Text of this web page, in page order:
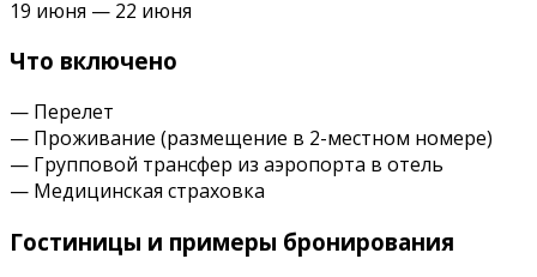
19 июня — 22 июня
Что включено
— Перелет
— Проживание (размещение в 2-местном номере)
— Групповой трансфер из аэропорта в отель
— Медицинская страховка
Гостиницы и примеры бронирования